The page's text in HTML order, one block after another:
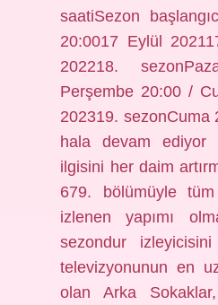
saatiSezon
20:0017 Eylül
202218.
Perşembe 20:00 /
202319. sezonCuma
hala devam ediyor
ilgisini her daim
679. bölümüyle
izlenen yapımı
sezondur
televizyonunun en
olan Arka